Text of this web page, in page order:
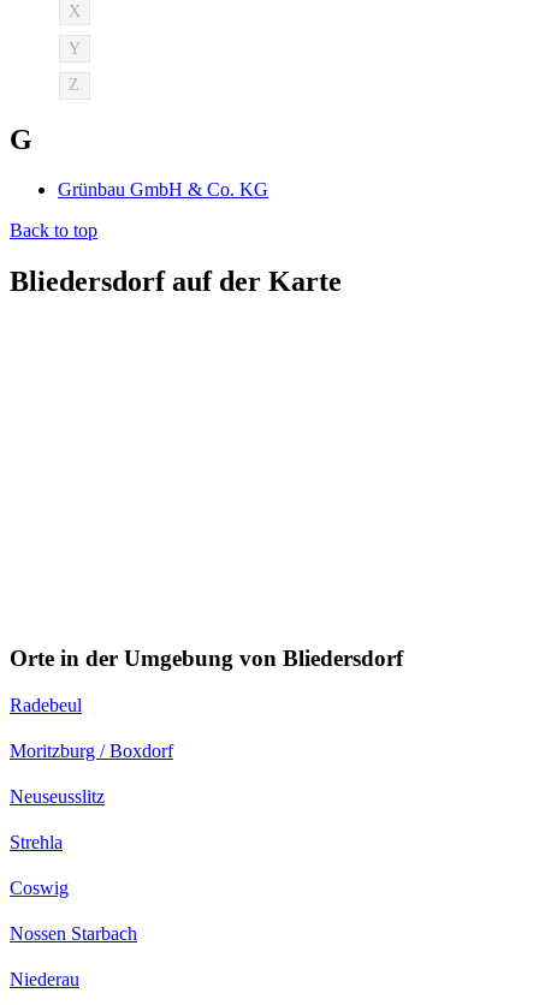
X
Y
Z
G
Grünbau GmbH & Co. KG
Back to top
Bliedersdorf auf der Karte
Orte in der Umgebung von Bliedersdorf
Radebeul
Moritzburg / Boxdorf
Neuseusslitz
Strehla
Coswig
Nossen Starbach
Niederau